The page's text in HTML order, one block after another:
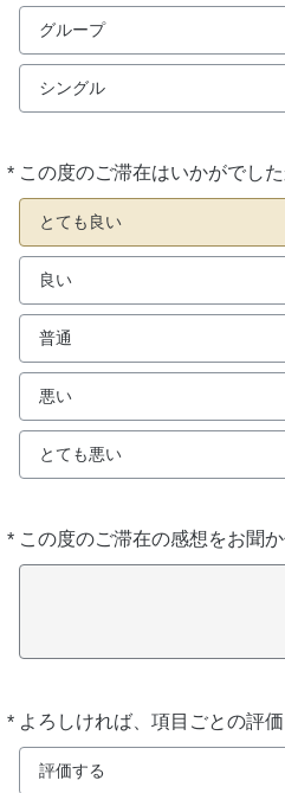
グループ
シングル
* この度のご滞在はいかがでした
必
須
とても良い
良い
普通
悪い
とても悪い
* この度のご滞在の感想をお聞か
必
須
* よろしければ、項目ごとの評
必
須
評価する